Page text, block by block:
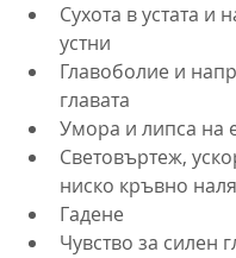
Сухота в устата и
устни
Главоболие и
главата
Умора и липса на
Световъртеж,
ниско кръвно
Гадене
Чувство за силен